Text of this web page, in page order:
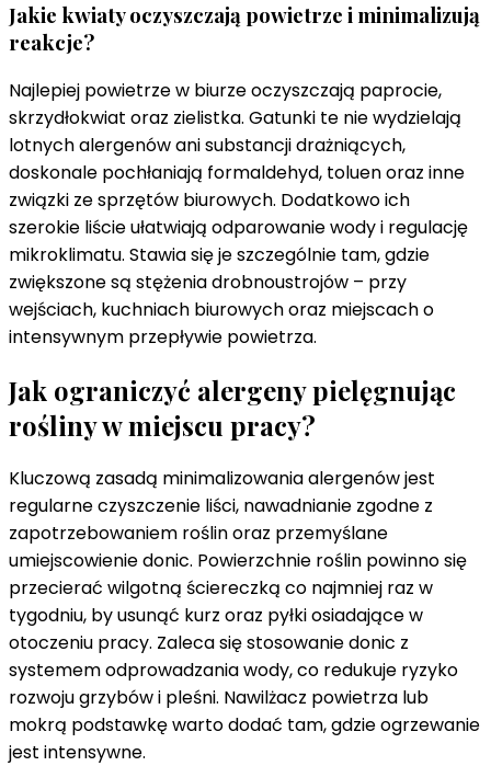
Jakie kwiaty oczyszczają powietrze i minimalizują
reakcje?
Najlepiej powietrze w biurze oczyszczają paprocie,
skrzydłokwiat oraz zielistka. Gatunki te nie wydzielają
lotnych alergenów ani substancji drażniących,
doskonale pochłaniają formaldehyd, toluen oraz inne
związki ze sprzętów biurowych. Dodatkowo ich
szerokie liście ułatwiają odparowanie wody i regulację
mikroklimatu. Stawia się je szczególnie tam, gdzie
zwiększone są stężenia drobnoustrojów – przy
wejściach, kuchniach biurowych oraz miejscach o
intensywnym przepływie powietrza.
Jak ograniczyć alergeny pielęgnując
rośliny w miejscu pracy?
Kluczową zasadą minimalizowania alergenów jest
regularne czyszczenie liści, nawadnianie zgodne z
zapotrzebowaniem roślin oraz przemyślane
umiejscowienie donic. Powierzchnie roślin powinno się
przecierać wilgotną ściereczką co najmniej raz w
tygodniu, by usunąć kurz oraz pyłki osiadające w
otoczeniu pracy. Zaleca się stosowanie donic z
systemem odprowadzania wody, co redukuje ryzyko
rozwoju grzybów i pleśni. Nawilżacz powietrza lub
mokrą podstawkę warto dodać tam, gdzie ogrzewanie
jest intensywne.